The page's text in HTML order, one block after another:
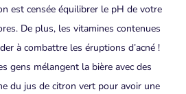
est censée équilibrer le pH de votre
De plus, les vitamines contenues
à combattre les éruptions d’acné !
gens mélangent la bière avec des
du jus de citron vert pour avoir une